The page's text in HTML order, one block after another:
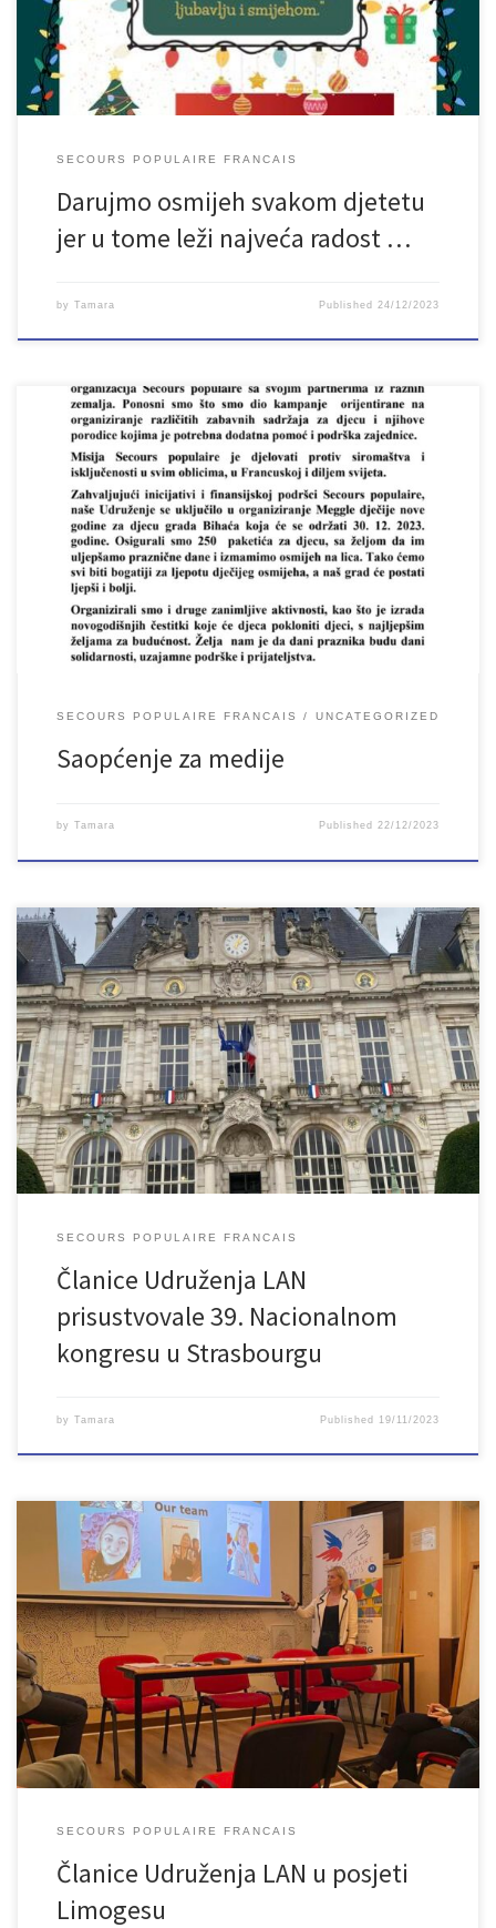
djeci uz paketiće, 30.12.2023. godine na Gradskom trgu u Bihaću.
SECOURS POPULAIRE FRANCAIS
Darujmo osmijeh svakom djetetu
jer u tome leži najveća radost …
by Tamara Published 24/12/2023
SECOURS POPULAIRE FRANCAIS UNCATEGORIZED
Saopćenje za medije
by Tamara Published22/12/2023
Članice našeg Udruženja prisustvovale su 39. Nacionalnom
kongresu narodne pomoći Secours populaire u Strasbourgu od 17.
11. do 19. 11. 2023. godine. Slobodno vrijeme provele su u
druženju, upoznavanju i šetnji prelijepim Strasbourgom. Ovom
prilikom čestitamo na divnoj organizaciji i zahvaljujemo Secours
populaire na pozivu i radujemo se budućoj suradnji.
SECOURS POPULAIRE FRANCAIS
Članice Udruženja LAN
prisustvovale 39. Nacionalnom
kongresu u Strasbourgu
by Tamara Published 19/11/2023
Članice našeg Udruženja na poziv Secours populaire borave u
Francuskoj od 14. 11. do 20. 11. 2023. godine. U gradu Limogesu
predstavile su rad, ciljeve, djelatnosti i projekte našeg Udruženja.
Također su prisutne upoznale sa ljepotama Bosne i Hercegovine i
našeg grada. Slobodno vrijeme u Limogesu provele su u druženju,
[…]
SECOURS POPULAIRE FRANCAIS
Članice Udruženja LAN u posjeti
Limogesu